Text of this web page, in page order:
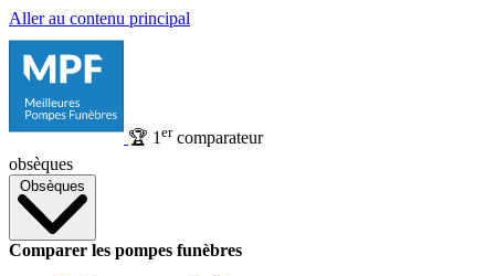
Aller au contenu principal
🏆 1 ercomparateur
obsèques
Obsèques
Comparer les pompes funèbres